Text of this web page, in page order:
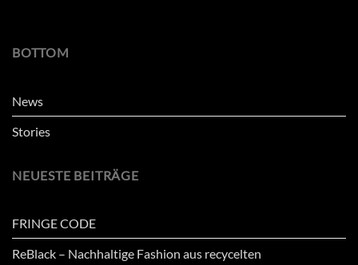
BOTTOM
News
Stories
NEUESTE BEITRÄGE
FRINGE CODE
ReBlack – Nachhaltige Fashion aus recycelten